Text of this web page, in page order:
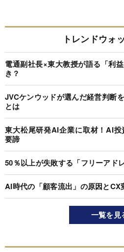
トレンドウォ
電通副社長×東大教授が語る「利
き？
JVCケンウッドが選んだ経営判断
とは
東大松尾研発AI企業に取材！AI
要諦
50％以上が失敗する「フリーアド
AI時代の「顧客流出」の原因とCX
一覧を見